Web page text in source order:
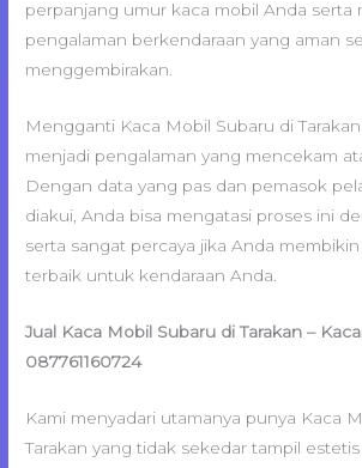
perpanjang umur kaca mobil Anda serta
pengalaman berkendaraan yang aman
menggembirakan.
Mengganti Kaca Mobil Subaru di
menjadi pengalaman yang mencekam
Dengan data yang pas dan pemasok
diakui, Anda bisa mengatasi proses ini
serta sangat percaya jika Anda
terbaik untuk kendaraan Anda.
Jual Kaca Mobil Subaru di Tarakan –
087761160724
Kami menyadari utamanya punya Kaca
Tarakan yang tidak sekedar tampil